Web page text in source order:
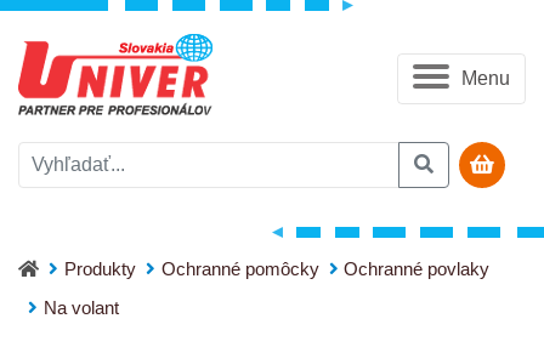
Menu
Produkty Ochranné pomôcky
Ochranné povlaky
Na volant
Ochranné fólie na volant na cievke SR